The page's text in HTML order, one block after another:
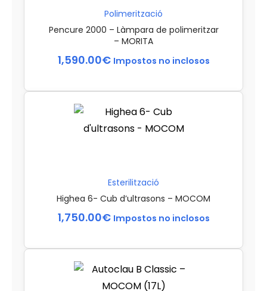
Polimerització
Pencure 2000 – Làmpara de polimeritzar
– MORITA
1,590.00€ Impostos no inclosos
Esterilització
Highea 6- Cub d’ultrasons – MOCOM
1,750.00€ Impostos no inclosos